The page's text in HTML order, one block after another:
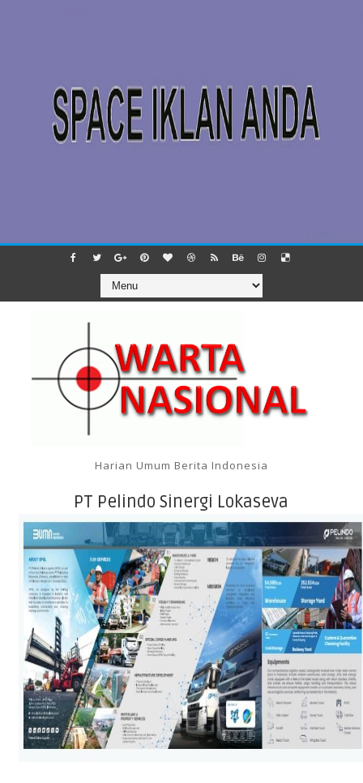
Harian Umum Berita Indonesia
PT Pelindo Sinergi Lokaseva